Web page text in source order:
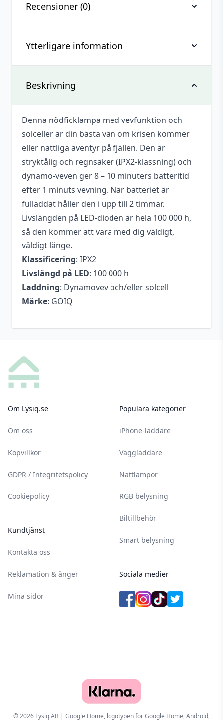
Beskrivning
Denna nödficklampa med vevfunktion och
solceller är din bästa vän om krisen kommer
eller nattliga äventyr på fjällen. Den är
stryktålig och regnsäker (IPX2-klassning) och
dynamo-veven ger 8 – 10 minuters batteritid
efter 1 minuts vevning. När batteriet är
fulladdat håller den i upp till 2 timmar.
Livslängden på LED-dioden är hela 100 000 h,
så den kommer att vara med dig väldigt,
väldigt länge.
Klassificering: IPX2
Livslängd på LED: 100 000 h
Laddning: Dynamovev och/eller solcell
Märke: GOIQ
Ytterligare information
Vikt
Mått
125x43x23 mm
Varumärke
GOIQ
Recensioner (0)
Recensioner
Det finns inga recensioner än.
Bli först med att recensera
”Vevficklampa med solceller”
Du måste varainloggadför att skriva en
recension.
Om Lysiq.se
Om oss
Köpvillkor
GDPR / Integritetspolicy
Cookiepolicy
Kundtjänst
Kontakta oss
Reklamation & ånger
Mina sidor
Populära kategorier
iPhone-laddare
Väggladdare
Nattlampor
RGB belysning
Biltillbehör
Smart belysning
Sociala medier
© 2026 Lysiq AB | Google Home, logotypen för Google Home, Android,